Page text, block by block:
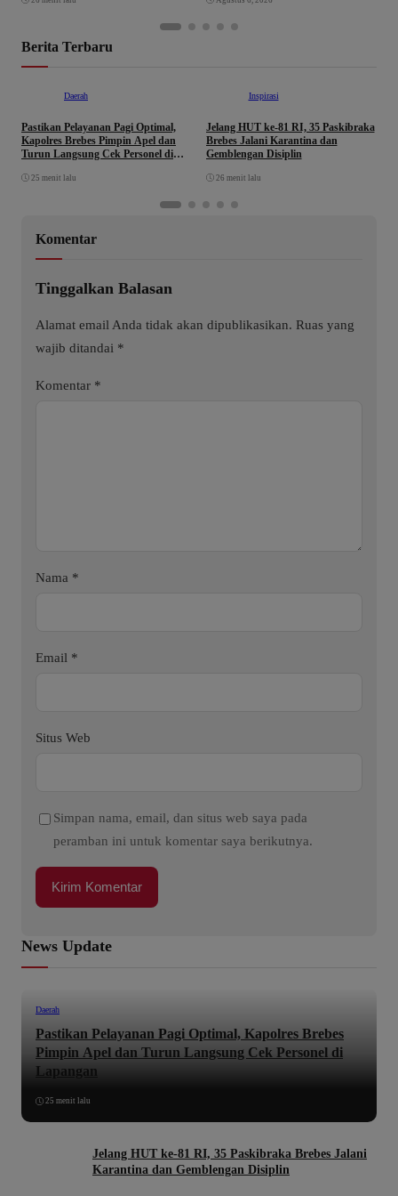
Kabupaten Brebes
Berita Terbaru
Daerah
Pastikan Pelayanan Pagi Optimal,
Kapolres Brebes Pimpin Apel dan
Turun Langsung Cek Personel di
25 menit lalu
Inspirasi
Jelang HUT ke-81 RI, 35 Paskibraka
Brebes Jalani Karantina dan
Gemblengan Disiplin
26 menit lalu
Komentar
Tinggalkan Balasan
Alamat email Anda tidak akan dipublikasikan. Ruas yang
wajib ditandai *
Komentar *
Nama *
Email *
Situs Web
Simpan nama, email, dan situs web saya pada
peramban ini untuk komentar saya berikutnya.
News Update
Daerah
Pastikan Pelayanan Pagi Optimal, Kapolres Brebes
Pimpin Apel dan Turun Langsung Cek Personel di
Lapangan
25 menit lalu
Jelang HUT ke-81 RI, 35 Paskibraka Brebes Jalani
Karantina dan Gemblengan Disiplin